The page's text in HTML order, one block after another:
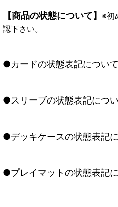
【商品の状態について】 ※初
認下さい。
●カードの状態表記につい
●スリーブの状態表記につ
●デッキケースの状態表記
●プレイマットの状態表記